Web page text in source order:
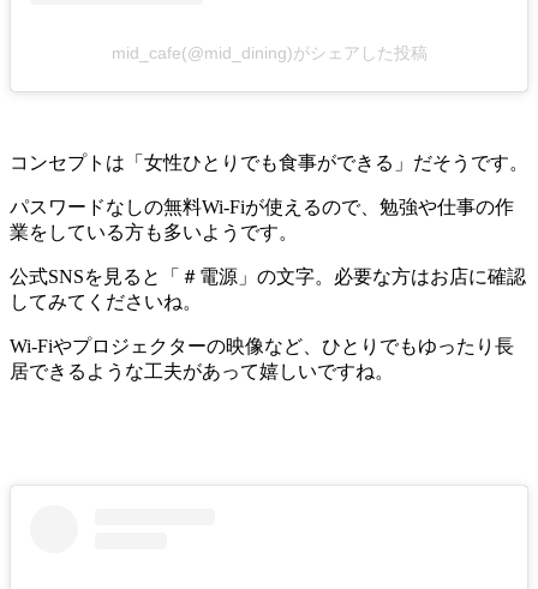
mid_cafe(@mid_dining)がシェアした投稿
コンセプトは「女性ひとりでも食事ができる」だそうです。
パスワードなしの無料Wi-Fiが使えるので、勉強や仕事の作
業をしている方も多いようです。
公式SNSを見ると「＃電源」の文字。必要な方はお店に確認
してみてくださいね。
Wi-Fiやプロジェクターの映像など、ひとりでもゆったり長
居できるような工夫があって嬉しいですね。